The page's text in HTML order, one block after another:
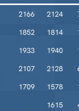
2166 2124
1852 1814
1933 1940
2107 2128
1709 1578
1615